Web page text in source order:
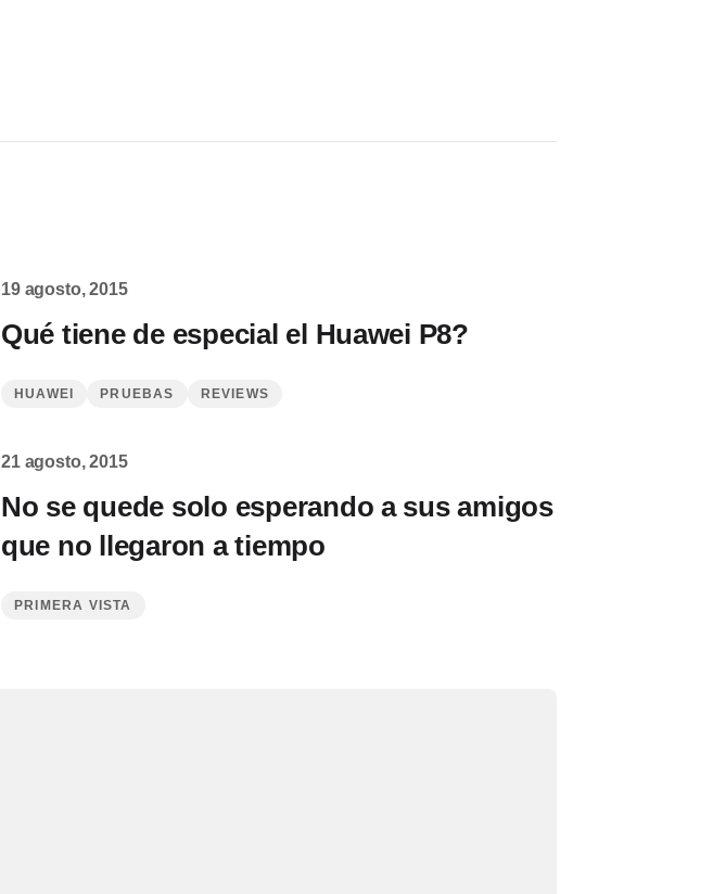
19 agosto, 2015
Qué tiene de especial el Huawei P8?
HUAWEI PRUEBAS REVIEWS
21 agosto, 2015
No se quede solo esperando a sus amigos
que no llegaron a tiempo
PRIMERA VISTA